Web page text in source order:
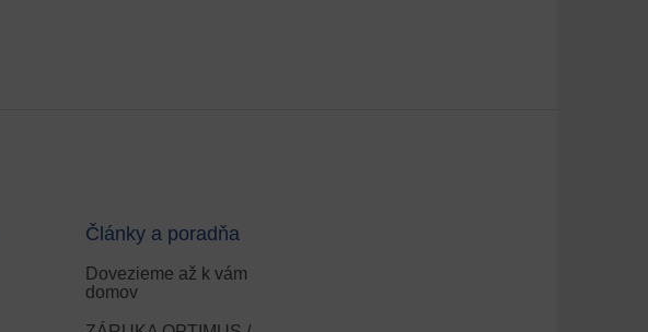
Články a poradňa
Dovezieme až k vám
domov